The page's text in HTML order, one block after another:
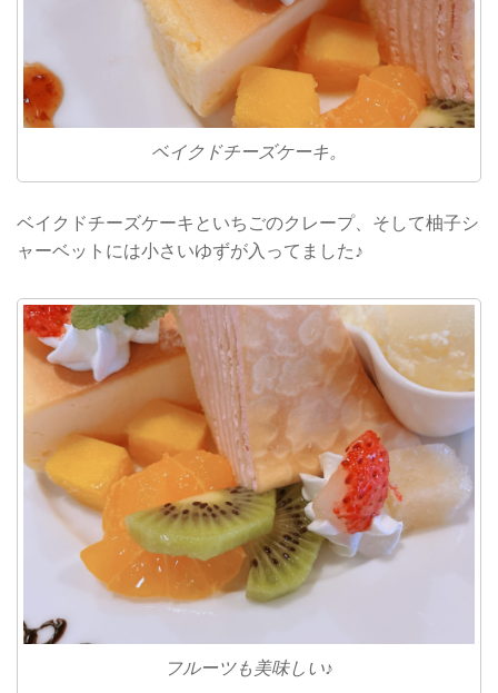
ベイクドチーズケーキ。
ベイクドチーズケーキといちごのクレープ、そして柚子シ
ャーベットには小さいゆずが入ってました♪
フルーツも美味しい♪